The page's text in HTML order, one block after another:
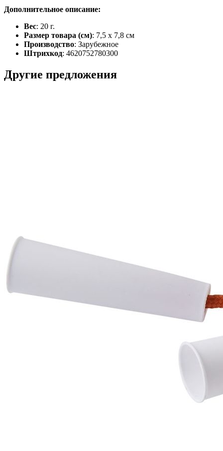
Дополнительное описание:
Вес: 20 г.
Размер товара (см): 7,5 x 7,8 см
Производство: Зарубежное
Штрихкод: 4620752780300
Другие предложения